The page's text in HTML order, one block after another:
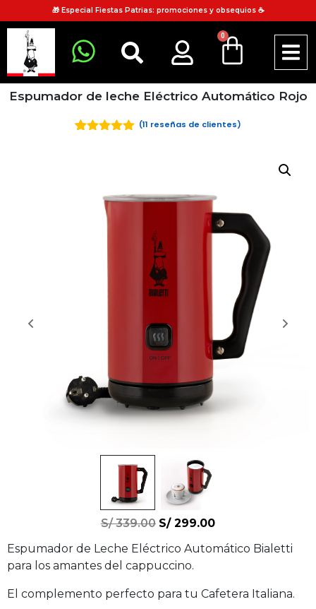
🎁 Especial Fiestas Patrias: promociones y obsequios ☕
0
Espumador de leche Eléctrico Automático Rojo
(11 reseñas de clientes)
S/339.00 S/299.00
Espumador de Leche Eléctrico Automático Bialetti
para los amantes del cappuccino.
El complemento perfecto para tu Cafetera Italiana.